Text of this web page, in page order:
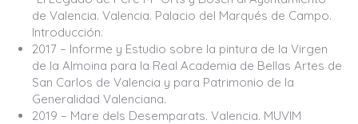
de Valencia. Valencia. Palacio del Marqués de Campo.
Introducción.
2017 – Informe y Estudio sobre la pintura de la Virgen
de la Almoina para la Real Academia de Bellas Artes de
San Carlos de Valencia y para Patrimonio de la
Generalidad Valenciana.
2019 – Mare dels Desemparats. Valencia. MUVIM